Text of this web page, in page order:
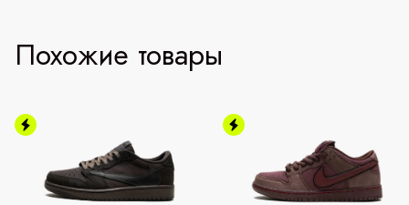
Похожие товары